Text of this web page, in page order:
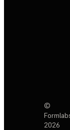
©
2026